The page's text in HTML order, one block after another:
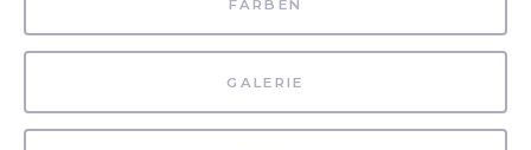
FARBEN
GALERIE